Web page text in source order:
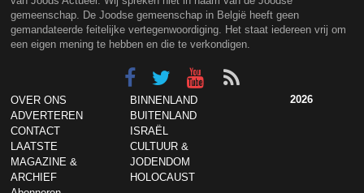
gemeenschap. De Joodse gemeenschap in België heeft geen
gemandateerde feitelijke vertegenwoordiging. Het staat iedereen vrij om
een eigen mening te hebben en die te verkondigen.
OVER ONS
ADVERTEREN
CONTACT
LAATSTE
MAGAZINE &
ARCHIEF
BINNENLAND
BUITENLAND
ISRAËL
CULTUUR &
JODENDOM
HOLOCAUST
2026